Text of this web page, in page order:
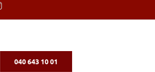
040 643 10 01